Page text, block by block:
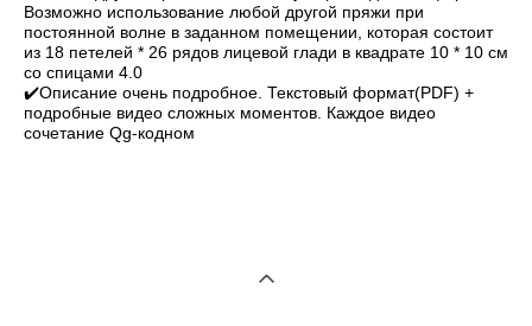
Возможно использование любой другой пряжи при
постоянной волне в заданном помещении, которая состоит
из 18 петелей * 26 рядов лицевой глади в квадрате 10 * 10 см
со спицами 4.0
✔️Описание очень подробное. Текстовый формат(PDF) +
подробные видео сложных моментов. Каждое видео
сочетание Qg-кодном